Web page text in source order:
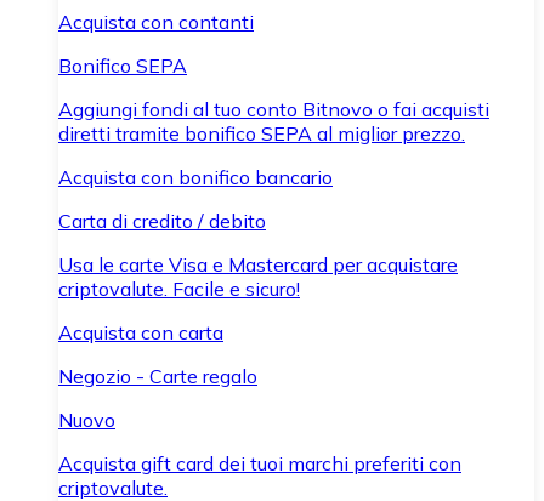
Acquista con contanti
Bonifico SEPA
Aggiungi fondi al tuo conto Bitnovo o fai acquisti
diretti tramite bonifico SEPA al miglior prezzo.
Acquista con bonifico bancario
Carta di credito / debito
Usa le carte Visa e Mastercard per acquistare
criptovalute. Facile e sicuro!
Acquista con carta
Negozio - Carte regalo
Nuovo
Acquista gift card dei tuoi marchi preferiti con
criptovalute.